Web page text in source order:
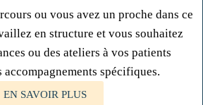
ou vous avez un proche dans ce
en structure et vous souhaitez
ou des ateliers à vos patients
accompagnements spécifiques.
EN SAVOIR PLUS